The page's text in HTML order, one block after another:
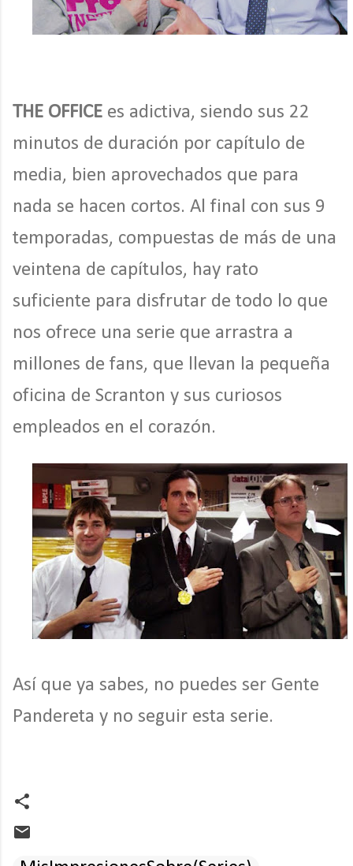
THE OFFICE es adictiva, siendo sus 22
minutos de duración por capítulo de
media, bien aprovechados que para
nada se hacen cortos. Al final con sus 9
temporadas, compuestas de más de una
veintena de capítulos, hay rato
suficiente para disfrutar de todo lo que
nos ofrece una serie que arrastra a
millones de fans, que llevan la pequeña
oficina de Scranton y sus curiosos
empleados en el corazón.
Así que ya sabes, no puedes ser Gente
Pandereta y no seguir esta serie.